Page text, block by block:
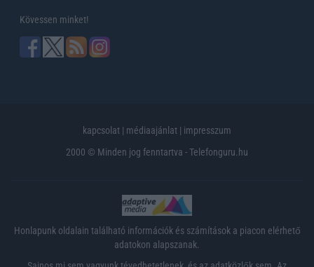
Kövessen minket!
kapcsolat | médiaajánlat | impresszum
2000 © Minden jog fenntartva - Telefonguru.hu
Honlapunk oldalain található információk és számítások a piacon elérhető
adatokon alapszanak.